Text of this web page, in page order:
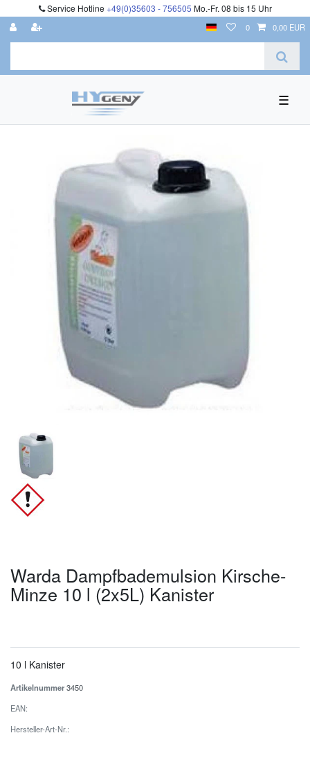
Service Hotline +49(0)35603 - 756505 Mo.-Fr. 08 bis 15 Uhr
0 0,00 EUR
☰
Warda Dampfbademulsion Kirsche-
Minze 10 l (2x5L) Kanister
10 l Kanister
Artikelnummer3450
EAN:
Hersteller-Art-Nr.: